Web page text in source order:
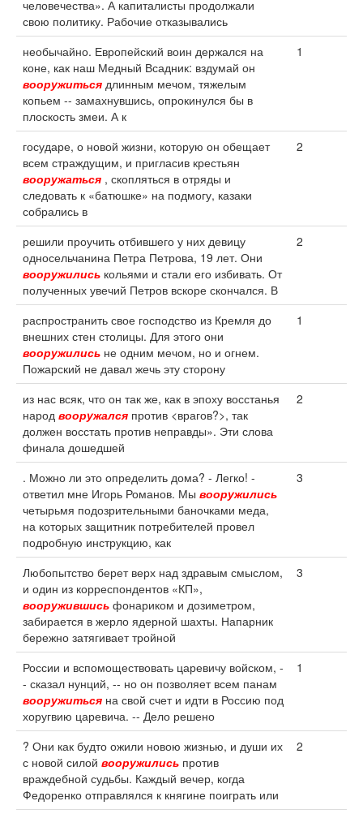
человечества». А капиталисты продолжали
свою политику. Рабочие отказывались
необычайно. Европейский воин держался на
коне, как наш Медный Всадник: вздумай он
вооружиться длинным мечом, тяжелым
копьем -- замахнувшись, опрокинулся бы в
плоскость змеи. А к
1
государе, о новой жизни, которую он обещает
всем страждущим, и пригласив крестьян
вооружаться , скопляться в отряды и
следовать к «батюшке» на подмогу, казаки
собрались в
2
решили проучить отбившего у них девицу
односельчанина Петра Петрова, 19 лет. Они
вооружились кольями и стали его избивать. От
полученных увечий Петров вскоре скончался. В
2
распространить свое господство из Кремля до
внешних стен столицы. Для этого они
вооружились не одним мечом, но и огнем.
Пожарский не давал жечь эту сторону
1
из нас всяк, что он так же, как в эпоху восстанья
народ вооружался против <врагов?>, так
должен восстать против неправды». Эти слова
финала дошедшей
2
. Можно ли это определить дома? - Легко! -
ответил мне Игорь Романов. Мы вооружились
четырьмя подозрительными баночками меда,
на которых защитник потребителей провел
подробную инструкцию, как
3
Любопытство берет верх над здравым смыслом,
и один из корреспондентов «КП»,
вооружившись фонариком и дозиметром,
забирается в жерло ядерной шахты. Напарник
бережно затягивает тройной
3
России и вспомоществовать царевичу войском, -
- сказал нунций, -- но он позволяет всем панам
вооружиться на свой счет и идти в Россию под
хоругвию царевича. -- Дело решено
1
? Они как будто ожили новою жизнью, и души их
с новой силой вооружились против
враждебной судьбы. Каждый вечер, когда
Федоренко отправлялся к княгине поиграть или
2